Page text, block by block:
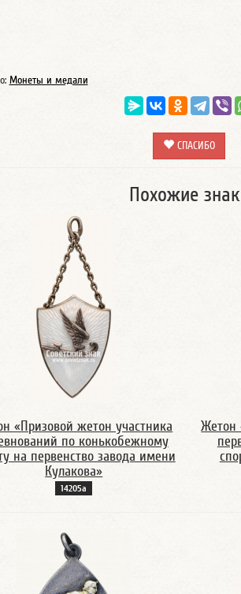
Монеты и медали
СПАСИБО
Похожие
«Призовой жетон участника
по конькобежному
на первенство завода имени
Кулакова»
14205а
Жетон